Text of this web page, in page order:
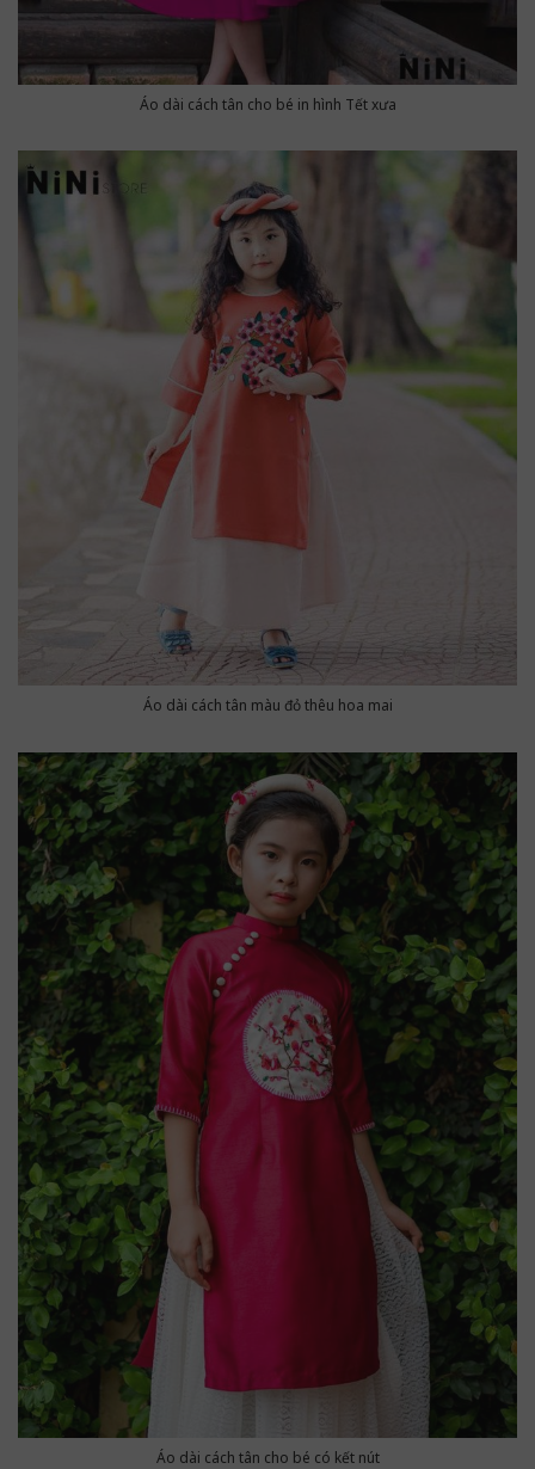
Áo dài cách tân cho bé in hình Tết xưa
Áo dài cách tân màu đỏ thêu hoa mai
Áo dài cách tân cho bé có kết nút